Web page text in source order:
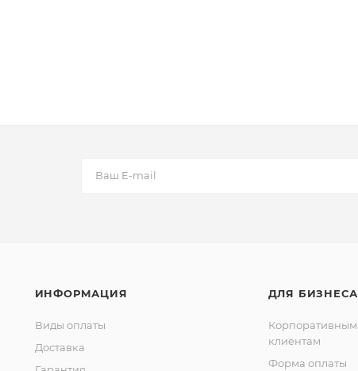
ИНФОРМАЦИЯ
Виды оплаты
Доставка
ДЛЯ БИЗНЕСА
Корпоративным
клиентам
Форма оплаты